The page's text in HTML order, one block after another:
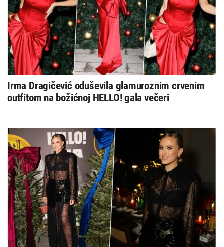
Irma Dragičević oduševila glamuroznim crvenim
outfitom na božićnoj HELLO! gala večeri